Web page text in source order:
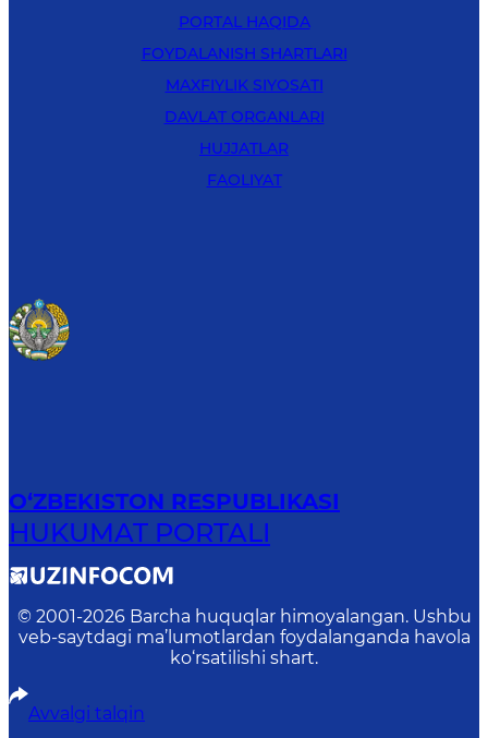
PORTAL HAQIDA
FOYDALANISH SHARTLARI
MAXFIYLIK SIYOSATI
DAVLAT ORGANLARI
HUJJATLAR
FAOLIYAT
O‘ZBEKISTON RESPUBLIKASI
HUKUMAT PORTALI
© 2001-2026 Barcha huquqlar himoyalangan. Ushbu
veb-saytdagi ma’lumotlardan foydalanganda havola
ko‘rsatilishi shart.
Avvalgi talqin